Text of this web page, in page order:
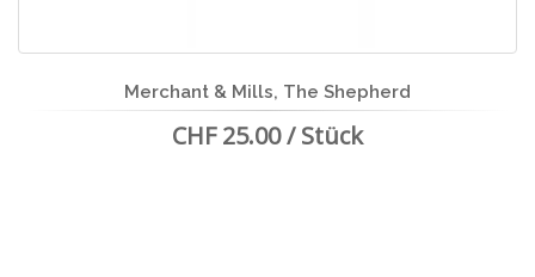
Merchant & Mills, The Shepherd
CHF 25.00 / Stück